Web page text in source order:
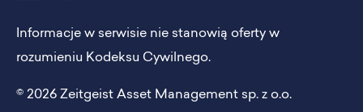
PL
Informacje w serwisie nie stanowią oferty w
rozumieniu Kodeksu Cywilnego.
© 2026 Zeitgeist Asset Management sp. z o.o.